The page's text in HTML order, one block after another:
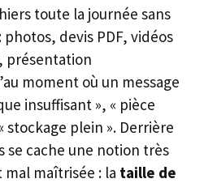
toute la journée sans
devis PDF, vidéos
présentation
moment où un message
insuffisant », « pièce
plein ». Derrière
se cache une notion très
maîtrisée : la taille de